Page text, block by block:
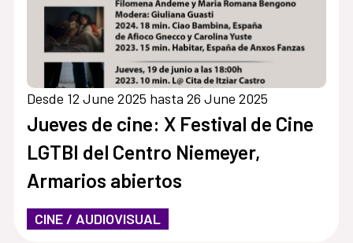
Desde 12 June 2025 hasta 26 June 2025
Jueves de cine: X Festival de Cine
LGTBI del Centro Niemeyer,
Armarios abiertos
CINE / AUDIOVISUAL